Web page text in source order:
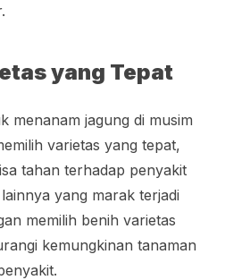
yang Tepat
menanam jagung di musim
varietas yang tepat,
tahan terhadap penyakit
yang marak terjadi
memilih benih varietas
kemungkinan tanaman